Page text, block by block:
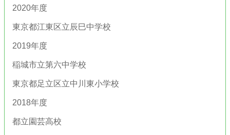
2020年度
東京都江東区立辰巳中学校
2019年度
稲城市立第六中学校
東京都足立区立中川東小学校
2018年度
都立園芸高校